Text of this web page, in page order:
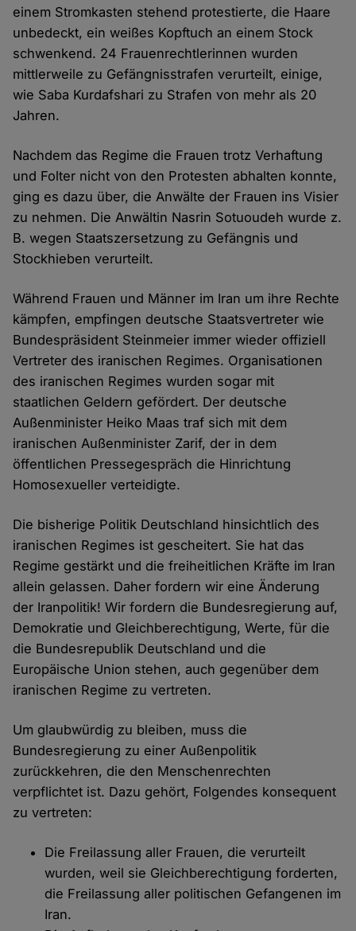
einem Stromkasten stehend protestierte, die Haare
unbedeckt, ein weißes Kopftuch an einem Stock
schwenkend. 24 Frauenrechtlerinnen wurden
mittlerweile zu Gefängnisstrafen verurteilt, einige,
wie Saba Kurdafshari zu Strafen von mehr als 20
Jahren.
Nachdem das Regime die Frauen trotz Verhaftung
und Folter nicht von den Protesten abhalten konnte,
ging es dazu über, die Anwälte der Frauen ins Visier
zu nehmen. Die Anwältin Nasrin Sotuoudeh wurde z.
B. wegen Staatszersetzung zu Gefängnis und
Stockhieben verurteilt.
Während Frauen und Männer im Iran um ihre Rechte
kämpfen, empfingen deutsche Staatsvertreter wie
Bundespräsident Steinmeier immer wieder offiziell
Vertreter des iranischen Regimes. Organisationen
des iranischen Regimes wurden sogar mit
staatlichen Geldern gefördert. Der deutsche
Außenminister Heiko Maas traf sich mit dem
iranischen Außenminister Zarif, der in dem
öffentlichen Pressegespräch die Hinrichtung
Homosexueller verteidigte.
Die bisherige Politik Deutschland hinsichtlich des
iranischen Regimes ist gescheitert. Sie hat das
Regime gestärkt und die freiheitlichen Kräfte im Iran
allein gelassen. Daher fordern wir eine Änderung
der Iranpolitik! Wir fordern die Bundesregierung auf,
Demokratie und Gleichberechtigung, Werte, für die
die Bundesrepublik Deutschland und die
Europäische Union stehen, auch gegenüber dem
iranischen Regime zu vertreten.
Um glaubwürdig zu bleiben, muss die
Bundesregierung zu einer Außenpolitik
zurückkehren, die den Menschenrechten
verpflichtet ist. Dazu gehört, Folgendes konsequent
zu vertreten:
Die Freilassung aller Frauen, die verurteilt
wurden, weil sie Gleichberechtigung forderten,
die Freilassung aller politischen Gefangenen im
Iran.